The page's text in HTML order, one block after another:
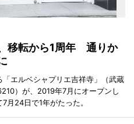
移転から1周年 通りか
エルベシャプリエ吉祥寺」（武蔵
）が、2019年7月にオープンし
月24日で1年がたった。